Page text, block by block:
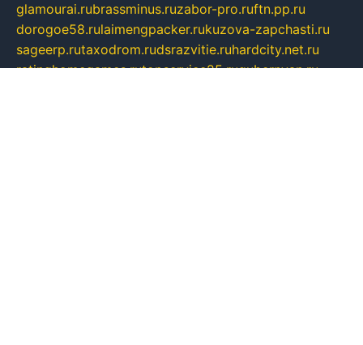
glamourai.rubrassminus.ruzabor-pro.ruftn.pp.ru
dorogoe58.rulaimengpacker.rukuzova-zapchasti.ru
sageerp.rutaxodrom.rudsrazvitie.ruhardcity.net.ru
ratinghomegames.rutopservice25.rugubernyan.ru